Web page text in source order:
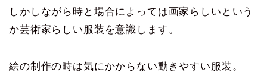
しかしながら時と場合によっては画家らしいという
か芸術家らしい服装を意識します。
絵の制作の時は気にかからない動きやすい服装。